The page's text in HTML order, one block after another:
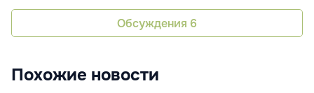
Обсуждения 6
Похожие новости